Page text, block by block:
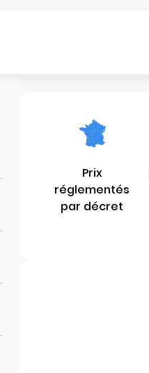
Prix
réglementés
par décret